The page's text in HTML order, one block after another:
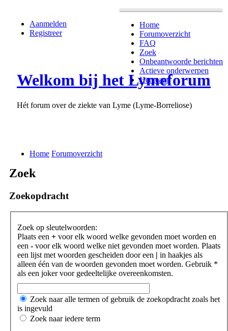
Home
Forumoverzicht
FAQ
Zoek
Onbeantwoorde berichten
Actieve onderwerpen
Het team
Aanmelden
Registreer
Welkom bij het Lymeforum
Hét forum over de ziekte van Lyme (Lyme-Borreliose)
Home Forumoverzicht
Zoek
Zoekopdracht
Zoek op sleutelwoorden:
Plaats een + voor elk woord welke gevonden moet worden en
een - voor elk woord welke niet gevonden moet worden. Plaats
een lijst met woorden gescheiden door een | in haakjes als
alleen één van de woorden gevonden moet worden. Gebruik *
als een joker voor gedeeltelijke overeenkomsten.
Zoek naar alle termen of gebruik de zoekopdracht zoals het
is ingevuld
Zoek naar iedere term